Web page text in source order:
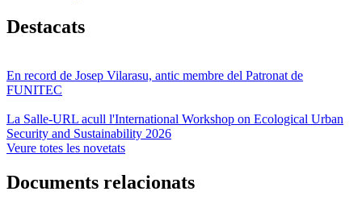
Destacats
En record de Josep Vilarasu, antic membre del Patronat de
FUNITEC
La Salle-URL acull l'International Workshop on Ecological Urban
Security and Sustainability 2026
Veure totes les novetats
Documents relacionats